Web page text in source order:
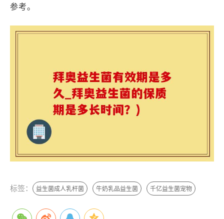
参考。
标签： 益生菌成人乳杆菌 牛奶乳品益生菌 千亿益生菌宠物